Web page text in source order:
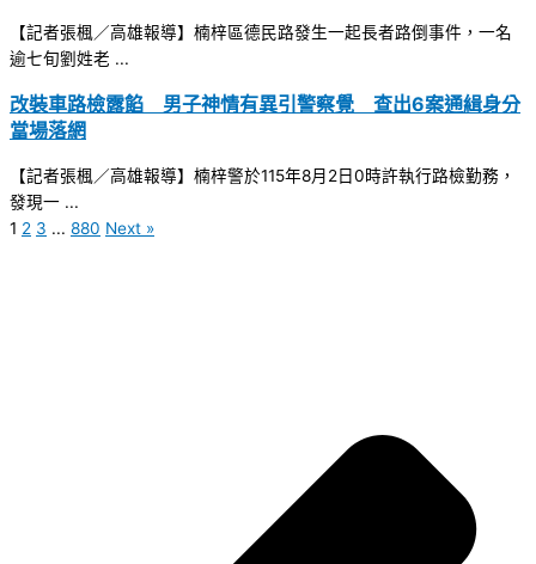
【記者張楓／高雄報導】楠梓區德民路發生一起長者路倒事件，一名
逾七旬劉姓老 ...
改裝車路檢露餡 男子神情有異引警察覺 查出6案通緝身分
當場落網
【記者張楓／高雄報導】楠梓警於115年8月2日0時許執行路檢勤務，
發現一 ...
1 2 3 ... 880 Next »